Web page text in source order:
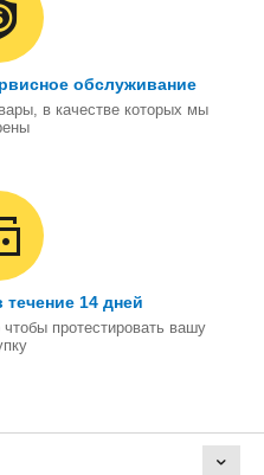
обслуживание
в качестве которых мы
течение 14 дней
протестировать вашу